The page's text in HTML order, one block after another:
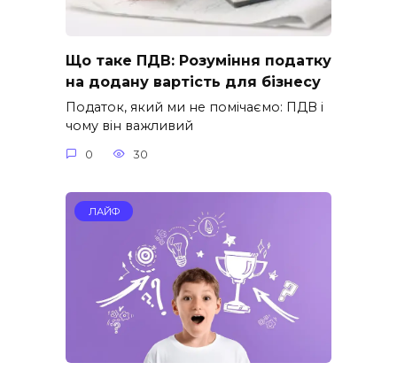
Що таке ПДВ: Розуміння податку
на додану вартість для бізнесу
Податок, який ми не помічаємо: ПДВ і
чому він важливий
0 30
ЛАЙФ